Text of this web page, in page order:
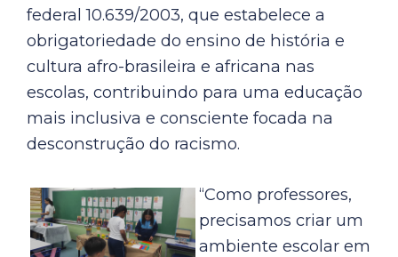
federal 10.639/2003, que estabelece a
obrigatoriedade do ensino de história e
cultura afro-brasileira e africana nas
escolas, contribuindo para uma educação
mais inclusiva e consciente focada na
desconstrução do racismo.
“Como professores,
precisamos criar um
ambiente escolar em